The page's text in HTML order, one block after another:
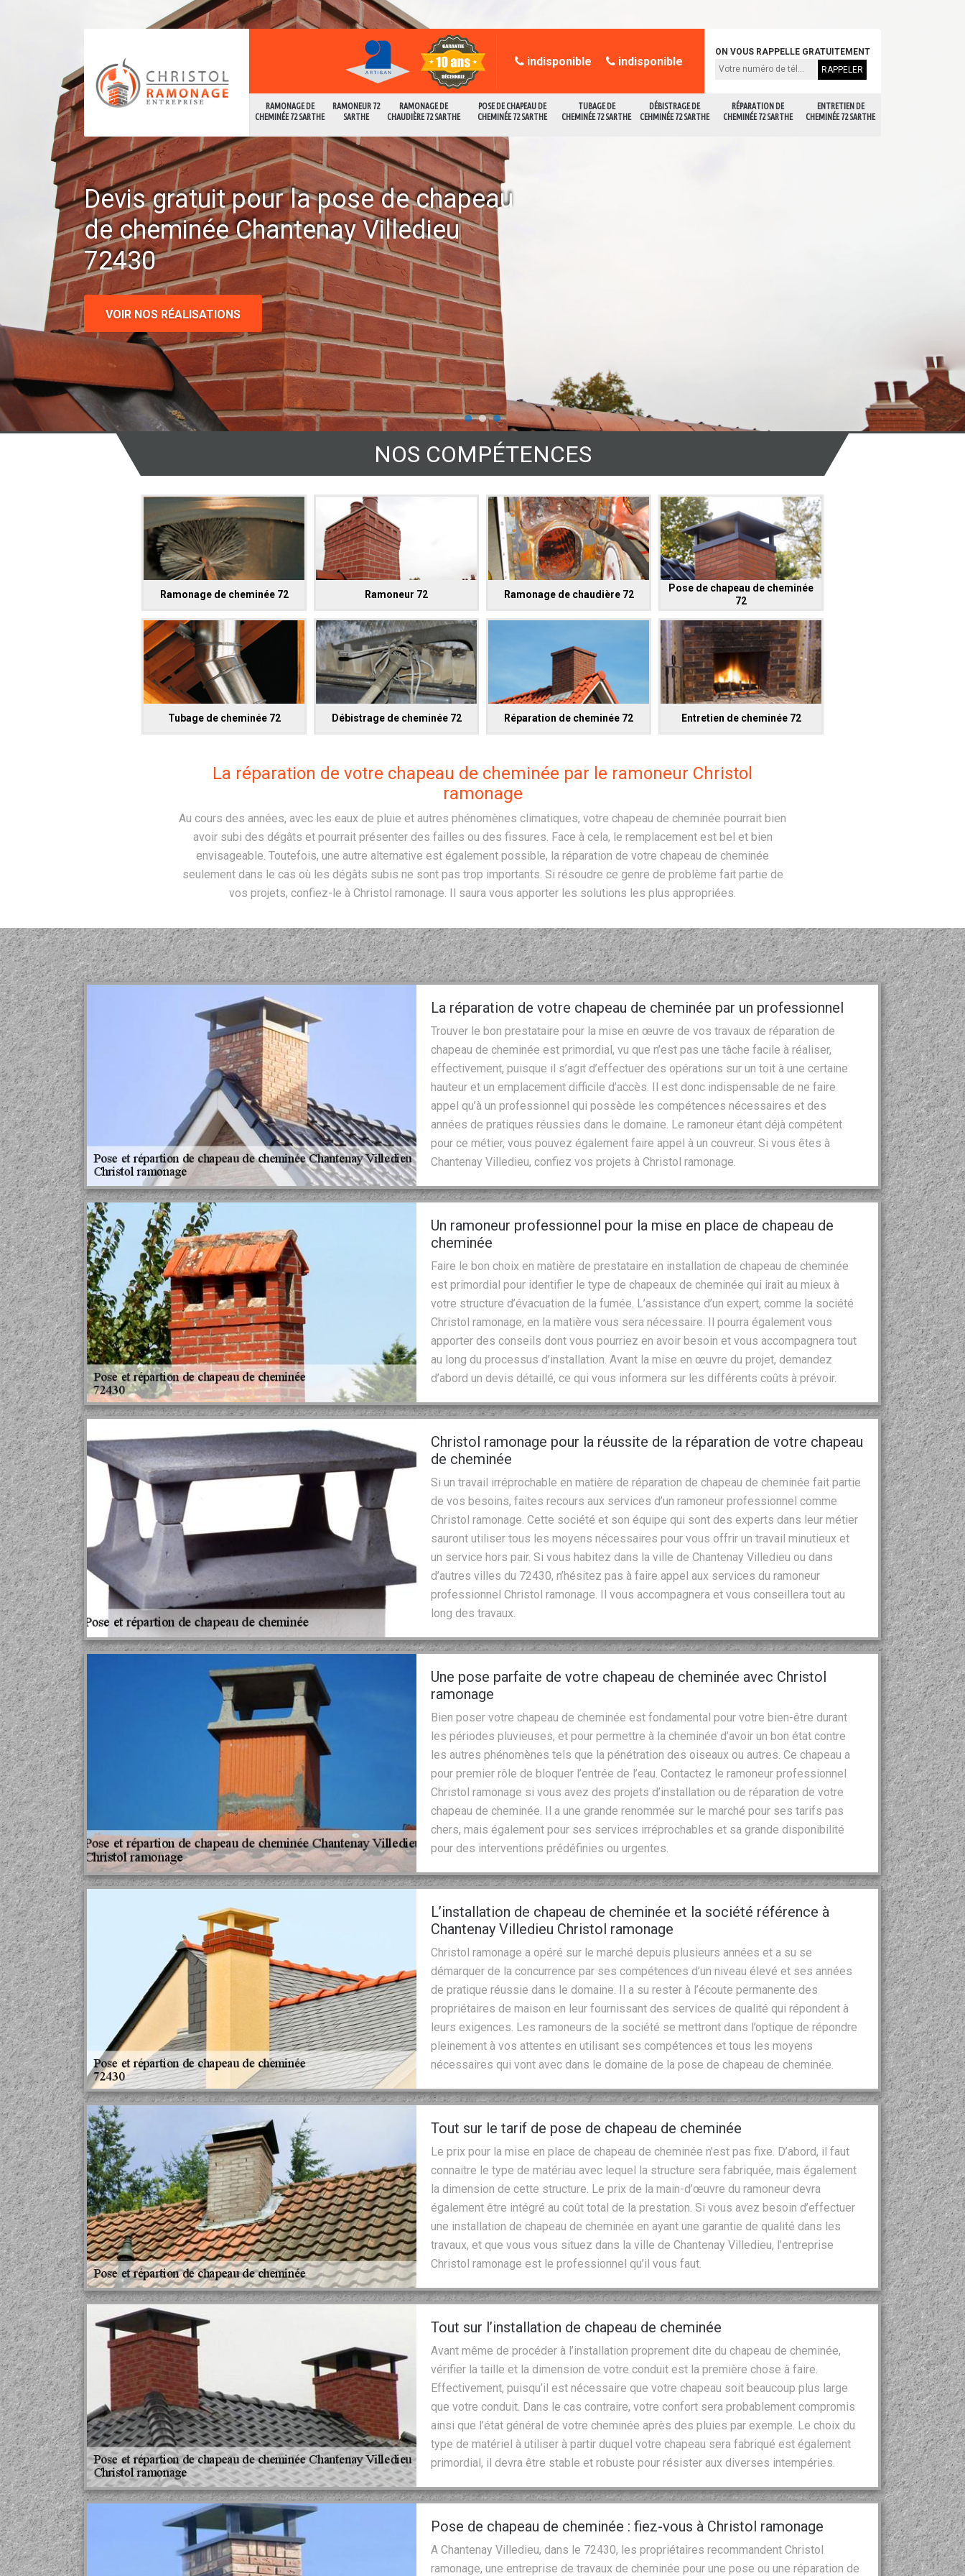
RAMONAGE DE
CHEMINÉE 72 SARTHE
RAMONEUR 72
SARTHE
RAMONAGE DE
CHAUDIÈRE 72 SARTHE
POSE DE CHAPEAU DE
CHEMINÉE 72 SARTHE
TUBAGE DE
CHEMINÉE 72 SARTHE
DÉBISTRAGE DE
CEHMINÉE 72 SARTHE
RÉPARATION DE
CHEMINÉE 72 SARTHE
ENTRETIEN DE
CHEMINÉE 72 SARTHE
indisponible indisponible
ON VOUS RAPPELLE GRATUITEMENT
Devis gratuit pour la pose de chapeau
de cheminée Chantenay Villedieu
72430
VOIR NOS RÉALISATIONS
NOS COMPÉTENCES
Ramonage de cheminée 72 Ramoneur 72 Ramonage de chaudière 72
Pose de chapeau de cheminée
72
Tubage de cheminée 72 Débistrage de cheminée 72 Réparation de cheminée 72 Entretien de cheminée 72
La réparation de votre chapeau de cheminée par le ramoneur Christol
ramonage
Au cours des années, avec les eaux de pluie et autres phénomènes climatiques, votre chapeau de cheminée pourrait bien
avoir subi des dégâts et pourrait présenter des failles ou des fissures. Face à cela, le remplacement est bel et bien
envisageable. Toutefois, une autre alternative est également possible, la réparation de votre chapeau de cheminée
seulement dans le cas où les dégâts subis ne sont pas trop importants. Si résoudre ce genre de problème fait partie de
vos projets, confiez-le à Christol ramonage. Il saura vous apporter les solutions les plus appropriées.
La réparation de votre chapeau de cheminée par un professionnel
Trouver le bon prestataire pour la mise en œuvre de vos travaux de réparation de
chapeau de cheminée est primordial, vu que n’est pas une tâche facile à réaliser,
effectivement, puisque il s’agit d’effectuer des opérations sur un toit à une certaine
hauteur et un emplacement difficile d’accès. Il est donc indispensable de ne faire
appel qu’à un professionnel qui possède les compétences nécessaires et des
années de pratiques réussies dans le domaine. Le ramoneur étant déjà compétent
pour ce métier, vous pouvez également faire appel à un couvreur. Si vous êtes à
Chantenay Villedieu, confiez vos projets à Christol ramonage.
Un ramoneur professionnel pour la mise en place de chapeau de
cheminée
Faire le bon choix en matière de prestataire en installation de chapeau de cheminée
est primordial pour identifier le type de chapeaux de cheminée qui irait au mieux à
votre structure d’évacuation de la fumée. L’assistance d’un expert, comme la société
Christol ramonage, en la matière vous sera nécessaire. Il pourra également vous
apporter des conseils dont vous pourriez en avoir besoin et vous accompagnera tout
au long du processus d’installation. Avant la mise en œuvre du projet, demandez
d’abord un devis détaillé, ce qui vous informera sur les différents coûts à prévoir.
Christol ramonage pour la réussite de la réparation de votre chapeau
de cheminée
Si un travail irréprochable en matière de réparation de chapeau de cheminée fait partie
de vos besoins, faites recours aux services d’un ramoneur professionnel comme
Christol ramonage. Cette société et son équipe qui sont des experts dans leur métier
sauront utiliser tous les moyens nécessaires pour vous offrir un travail minutieux et
un service hors pair. Si vous habitez dans la ville de Chantenay Villedieu ou dans
d’autres villes du 72430, n’hésitez pas à faire appel aux services du ramoneur
professionnel Christol ramonage. Il vous accompagnera et vous conseillera tout au
long des travaux.
Une pose parfaite de votre chapeau de cheminée avec Christol
ramonage
Bien poser votre chapeau de cheminée est fondamental pour votre bien-être durant
les périodes pluvieuses, et pour permettre à la cheminée d’avoir un bon état contre
les autres phénomènes tels que la pénétration des oiseaux ou autres. Ce chapeau a
pour premier rôle de bloquer l’entrée de l’eau. Contactez le ramoneur professionnel
Christol ramonage si vous avez des projets d’installation ou de réparation de votre
chapeau de cheminée. Il a une grande renommée sur le marché pour ses tarifs pas
chers, mais également pour ses services irréprochables et sa grande disponibilité
pour des interventions prédéfinies ou urgentes.
L’installation de chapeau de cheminée et la société référence à
Chantenay Villedieu Christol ramonage
Christol ramonage a opéré sur le marché depuis plusieurs années et a su se
démarquer de la concurrence par ses compétences d’un niveau élevé et ses années
de pratique réussie dans le domaine. Il a su rester à l’écoute permanente des
propriétaires de maison en leur fournissant des services de qualité qui répondent à
leurs exigences. Les ramoneurs de la société se mettront dans l’optique de répondre
pleinement à vos attentes en utilisant ses compétences et tous les moyens
nécessaires qui vont avec dans le domaine de la pose de chapeau de cheminée.
Tout sur le tarif de pose de chapeau de cheminée
Le prix pour la mise en place de chapeau de cheminée n’est pas fixe. D’abord, il faut
connaitre le type de matériau avec lequel la structure sera fabriquée, mais également
la dimension de cette structure. Le prix de la main-d’œuvre du ramoneur devra
également être intégré au coût total de la prestation. Si vous avez besoin d’effectuer
une installation de chapeau de cheminée en ayant une garantie de qualité dans les
travaux, et que vous vous situez dans la ville de Chantenay Villedieu, l’entreprise
Christol ramonage est le professionnel qu’il vous faut.
Tout sur l’installation de chapeau de cheminée
Avant même de procéder à l’installation proprement dite du chapeau de cheminée,
vérifier la taille et la dimension de votre conduit est la première chose à faire.
Effectivement, puisqu’il est nécessaire que votre chapeau soit beaucoup plus large
que votre conduit. Dans le cas contraire, votre confort sera probablement compromis
ainsi que l’état général de votre cheminée après des pluies par exemple. Le choix du
type de matériel à utiliser à partir duquel votre chapeau sera fabriqué est également
primordial, il devra être stable et robuste pour résister aux diverses intempéries.
Pose de chapeau de cheminée : fiez-vous à Christol ramonage
A Chantenay Villedieu, dans le 72430, les propriétaires recommandent Christol
ramonage, une entreprise de travaux de cheminée pour une pose ou une réparation de